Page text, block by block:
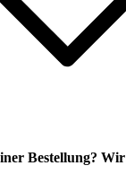
Bestellung?